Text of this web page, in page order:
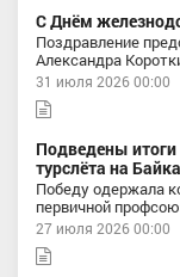
С Днём
Поздравление
Александра
31 июля 2026 00:00
Подведены итоги
турслёта на
Победу одержала
первичной
27 июля 2026 00:00